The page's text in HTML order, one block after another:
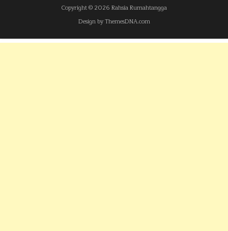
Copyright © 2026 Rahsia Rumahtangga
Design by ThemesDNA.com